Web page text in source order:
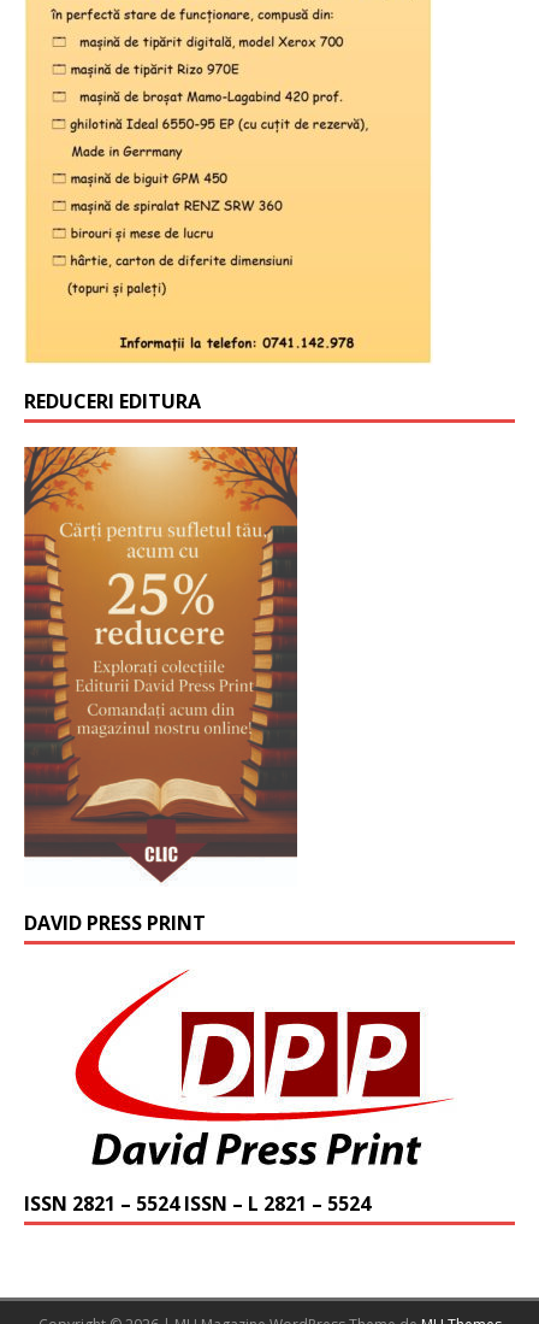
REDUCERI EDITURA
DAVID PRESS PRINT
ISSN 2821 – 5524 ISSN – L 2821 – 5524